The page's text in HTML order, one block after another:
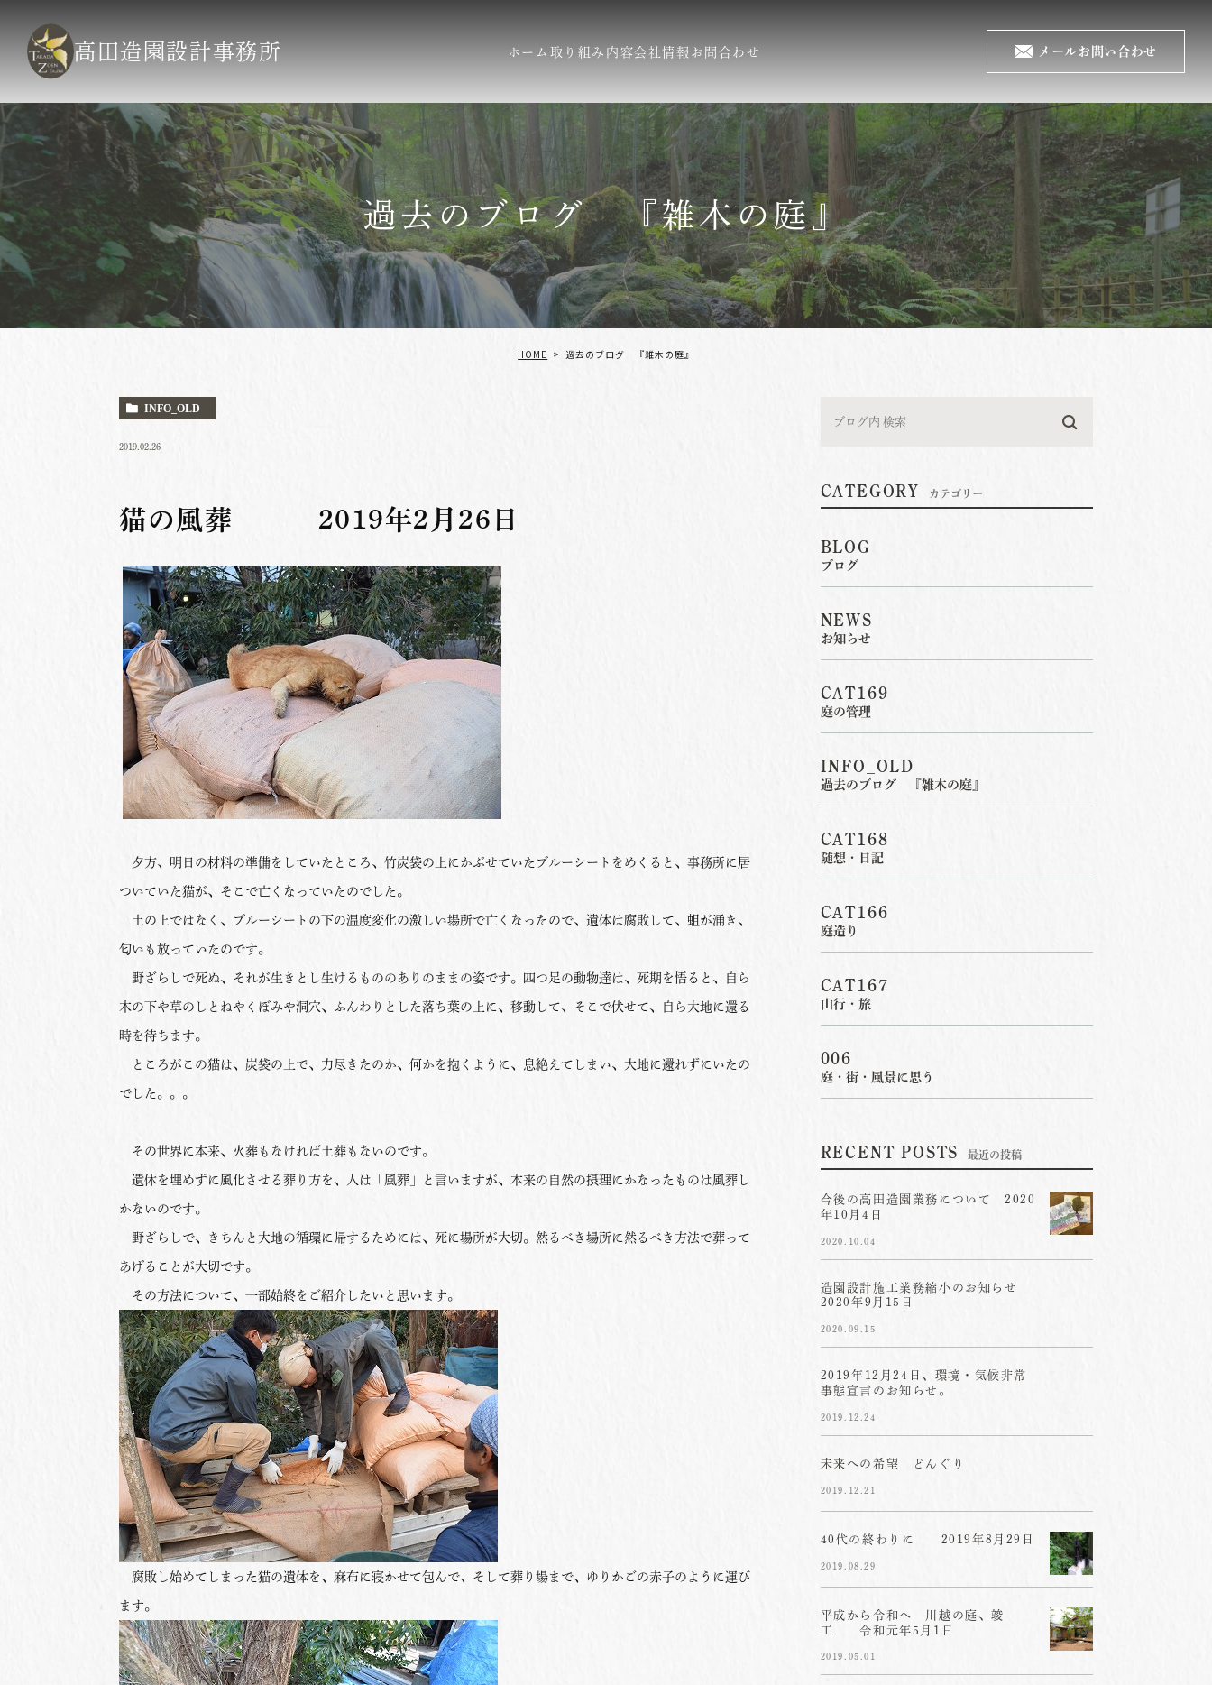
高田造園設計事務所 ホーム 取り組み内容会社情報 お問合わせ メールお問い合わせ
過去のブログ 『雑木の庭』
HOME 過去のブログ 『雑木の庭』
INFO_OLD
2019.02.26
猫の風葬 2019年2月26日
夕方、明日の材料の準備をしていたところ、竹炭袋の上にかぶせていたブルーシートをめくると、事務所に居
ついていた猫が、そこで亡くなっていたのでした。
土の上ではなく、ブルーシートの下の温度変化の激しい場所で亡くなったので、遺体は腐敗して、蛆が涌き、
匂いも放っていたのです。
野ざらしで死ぬ、それが生きとし生けるもののありのままの姿です。四つ足の動物達は、死期を悟ると、自ら
木の下や草のしとねやくぼみや洞穴、ふんわりとした落ち葉の上に、移動して、そこで伏せて、自ら大地に還る
時を待ちます。
ところがこの猫は、炭袋の上で、力尽きたのか、何かを抱くように、息絶えてしまい、大地に還れずにいたの
でした。。。
その世界に本来、火葬もなければ土葬もないのです。
遺体を埋めずに風化させる葬り方を、人は「風葬」と言いますが、本来の自然の摂理にかなったものは風葬し
かないのです。
野ざらしで、きちんと大地の循環に帰するためには、死に場所が大切。然るべき場所に然るべき方法で葬って
あげることが大切です。
その方法について、一部始終をご紹介したいと思います。
腐敗し始めてしまった猫の遺体を、麻布に寝かせて包んで、そして葬り場まで、ゆりかごの赤子のように運び
ます。
CATEGORY カテゴリー
BLOG
ブログ
NEWS
お知らせ
CAT169
庭の管理
INFO_OLD
過去のブログ 『雑木の庭』
CAT168
随想・日記
CAT166
庭造り
CAT167
山行・旅
006
庭・街・風景に思う
RECENT POSTS 最近の投稿
今後の高田造園業務について 2020
年10月4日
2020.10.04
造園設計施工業務縮小のお知らせ
2020年9月15日
2020.09.15
2019年12月24日、環境・気候非常
事態宣言のお知らせ。
2019.12.24
未来への希望 どんぐり
2019.12.21
40代の終わりに 2019年8月29日
2019.08.29
平成から令和へ 川越の庭、竣
工 令和元年5月1日
2019.05.01